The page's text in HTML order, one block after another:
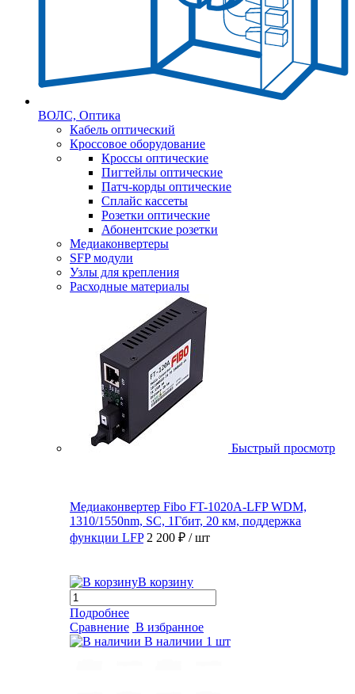
ВОЛС, Оптика
Кабель оптический
Кроссовое оборудование
Кроссы оптические
Пигтейлы оптические
Патч-корды оптические
Сплайс кассеты
Розетки оптические
Абонентские розетки
Медиаконвертеры
SFP модули
Узлы для крепления
Расходные материалы
Быстрый просмотр
Медиаконвертер Fibo FT-1020A-LFP WDM,
1310/1550nm, SC, 1Гбит, 20 км, поддержка
функции LFP 2 200 ₽ / шт
В корзину
Подробнее
Сравнение В избранное
В наличии 1 шт